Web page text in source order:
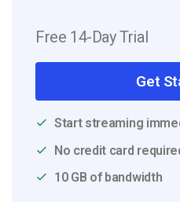
Free 14-Day Trial
Get
Start streaming
No credit card
10 GB of bandwidth